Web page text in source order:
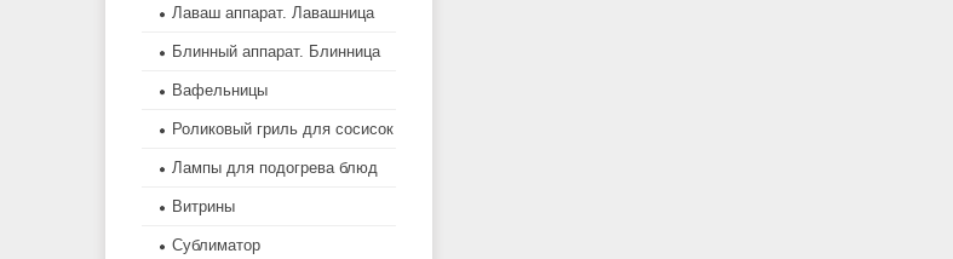
Лаваш аппарат. Лавашница
Блинный аппарат. Блинница
Вафельницы
Роликовый гриль для сосисок
Лампы для подогрева блюд
Витрины
Сублиматор